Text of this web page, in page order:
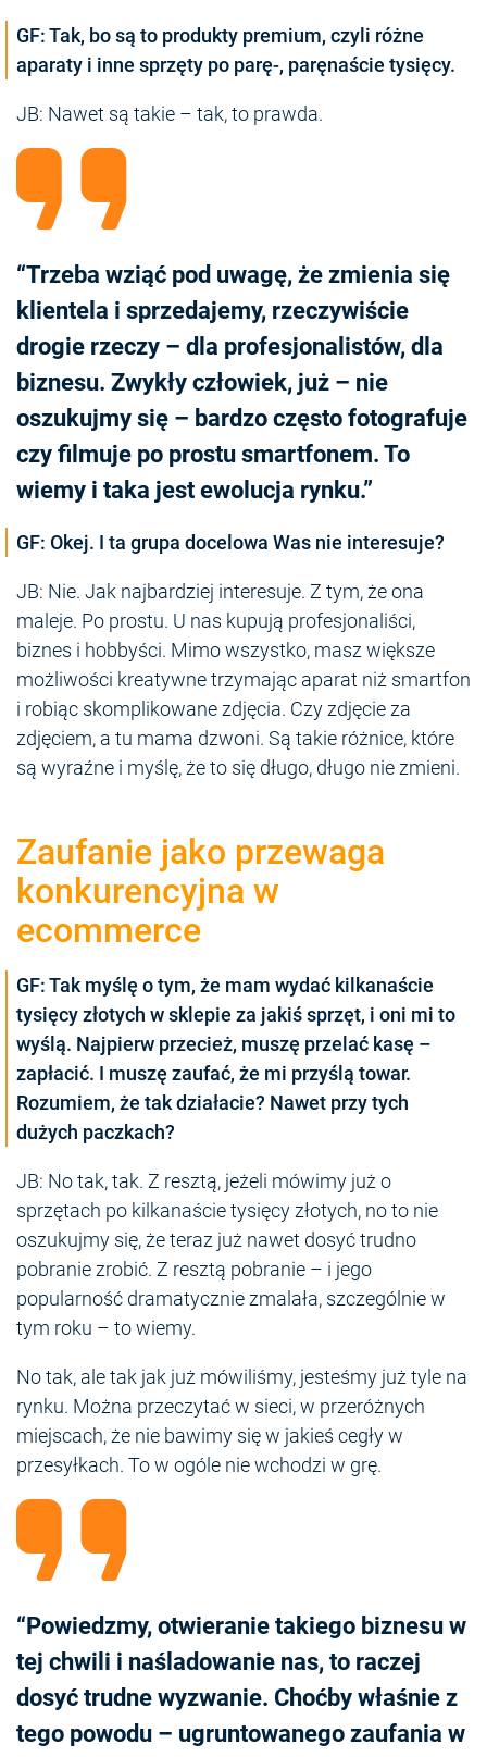
GF: Tak, bo są to produkty premium, czyli różne
aparaty i inne sprzęty po parę-, paręnaście tysięcy.
JB: Nawet są takie – tak, to prawda.
“Trzeba wziąć pod uwagę, że zmienia się
klientela i sprzedajemy, rzeczywiście
drogie rzeczy – dla profesjonalistów, dla
biznesu. Zwykły człowiek, już – nie
oszukujmy się – bardzo często fotografuje
czy filmuje po prostu smartfonem. To
wiemy i taka jest ewolucja rynku.”
GF: Okej. I ta grupa docelowa Was nie interesuje?
JB: Nie. Jak najbardziej interesuje. Z tym, że ona
maleje. Po prostu. U nas kupują profesjonaliści,
biznes i hobbyści. Mimo wszystko, masz większe
możliwości kreatywne trzymając aparat niż smartfon
i robiąc skomplikowane zdjęcia. Czy zdjęcie za
zdjęciem, a tu mama dzwoni. Są takie różnice, które
są wyraźne i myślę, że to się długo, długo nie zmieni.
Zaufanie jako przewaga
konkurencyjna w
ecommerce
GF: Tak myślę o tym, że mam wydać kilkanaście
tysięcy złotych w sklepie za jakiś sprzęt, i oni mi to
wyślą. Najpierw przecież, muszę przelać kasę –
zapłacić. I muszę zaufać, że mi przyślą towar.
Rozumiem, że tak działacie? Nawet przy tych
dużych paczkach?
JB: No tak, tak. Z resztą, jeżeli mówimy już o
sprzętach po kilkanaście tysięcy złotych, no to nie
oszukujmy się, że teraz już nawet dosyć trudno
pobranie zrobić. Z resztą pobranie – i jego
popularność dramatycznie zmalała, szczególnie w
tym roku – to wiemy.
No tak, ale tak jak już mówiliśmy, jesteśmy już tyle na
rynku. Można przeczytać w sieci, w przeróżnych
miejscach, że nie bawimy się w jakieś cegły w
przesyłkach. To w ogóle nie wchodzi w grę.
“Powiedzmy, otwieranie takiego biznesu w
tej chwili i naśladowanie nas, to raczej
dosyć trudne wyzwanie. Choćby właśnie z
tego powodu – ugruntowanego zaufania w